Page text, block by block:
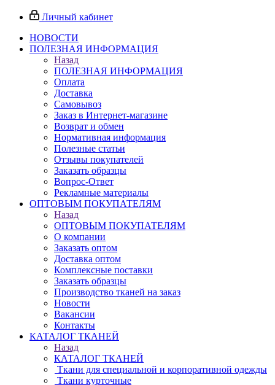
Личный кабинет
НОВОСТИ
ПОЛЕЗНАЯ ИНФОРМАЦИЯ
Назад
ПОЛЕЗНАЯ ИНФОРМАЦИЯ
Оплата
Доставка
Самовывоз
Заказ в Интернет-магазине
Возврат и обмен
Нормативная информация
Полезные статьи
Отзывы покупателей
Заказать образцы
Вопрос-Ответ
Рекламные материалы
ОПТОВЫМ ПОКУПАТЕЛЯМ
Назад
ОПТОВЫМ ПОКУПАТЕЛЯМ
О компании
Заказать оптом
Доставка оптом
Комплексные поставки
Заказать образцы
Производство тканей на заказ
Новости
Вакансии
Контакты
КАТАЛОГ ТКАНЕЙ
Назад
КАТАЛОГ ТКАНЕЙ
Ткани для специальной и корпоративной одежды
Ткани курточные